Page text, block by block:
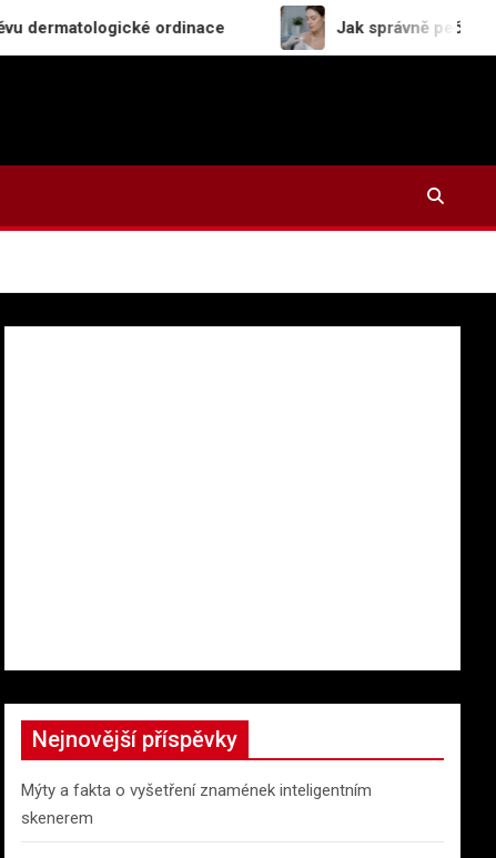
ordinace Jak správně pečovat o ránu a
Nejnovější příspěvky
Mýty a fakta o vyšetření znamének inteligentním
skenerem